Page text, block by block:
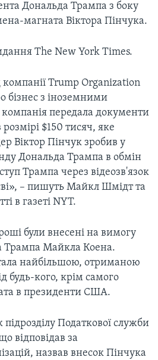
Дональда Трампа з боку
магната Віктора Пінчука.
The New York Times.
компанії Trump Organization
бізнес з іноземними
передала документи
$150 тисяч, яке
Віктор Пінчук зробив у
Дональда Трампа в обмін
Трампа через відеозв'язок
– пишуть Майкл Шмідт та
в газеті NYT.
були внесені на вимогу
Трампа Майкла Коена.
найбільшою, отриманою
будь-кого, крім самого
в президенти США.
Податкової служби
відповідав за
назвав внесок Пінчука